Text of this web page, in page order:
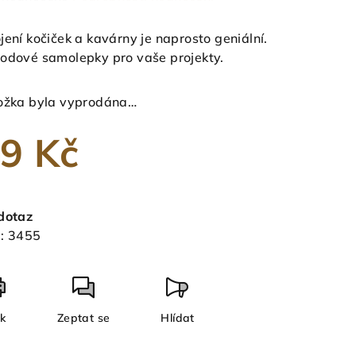
kočiček a kavárny je naprosto geniální.
samolepky pro vaše projekty.
byla vyprodána…
Kč
3455
Zeptat se Hlídat